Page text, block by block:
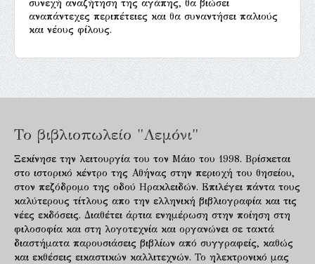
συνεχή αναζήτηση της αγάπης, θα βιώσει
αναπάντεχες περιπέτειες και θα συναντήσει παλιούς
και νέους φίλους.
Το βιβλιοπωλείο "Λεμόνι"
Ξεκίνησε την λειτουργία του τον Μάιο του 1998. Βρίσκεται
στο ιστορικό κέντρο της Αθήνας στην περιοχή του θησείου,
στον πεζόδρομο της οδού Ηρακλειδών. Επιλέγει πάντα τους
καλύτερους τίτλους απο την ελληνική βιβλιογραφία και τις
νέες εκδόσεις. Διαθέτει άρτια ενημέρωση στην ποίηση στη
φιλοσοφία και στη λογοτεχνία και οργανώνει σε τακτά
διαστήματα παρουσιάσεις βιβλίων από συγγραφείς, καθώς
και εκθέσεις εικαστικών καλλιτεχνών. Το ηλεκτρονικό μας